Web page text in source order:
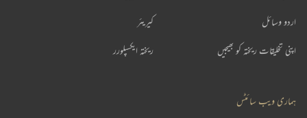
اردو وسائل
اپنی تخلیقات ریختہ کو بھیجیں
کیریئر
ریختہ ایکسپلورر
ہماری ویب سائٹس